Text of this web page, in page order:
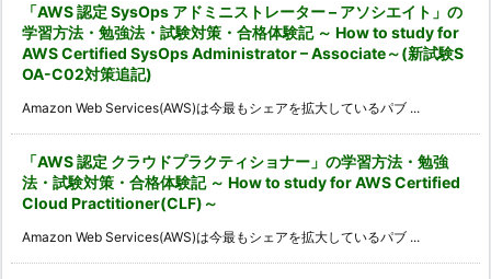
「AWS 認定 SysOps アドミニストレーター – アソシエイト」の
学習方法・勉強法・試験対策・合格体験記 ～ How to study for
AWS Certified SysOps Administrator – Associate～(新試験S
OA-C02対策追記)
Amazon Web Services(AWS)は今最もシェアを拡大しているパブ ...
「AWS 認定 クラウドプラクティショナー」の学習方法・勉強
法・試験対策・合格体験記 ～ How to study for AWS Certified
Cloud Practitioner(CLF)～
Amazon Web Services(AWS)は今最もシェアを拡大しているパブ ...